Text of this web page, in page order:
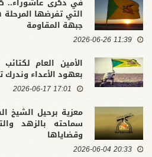
التي تفرضها
جبهة المقاومة
11:39 2026-06-26
الأمين العام
بعهود الأعداء وندرك
17:01 2026-06-17
معزية برحيل الشيخ
سماحته بالزهد
وقضاياها
20:33 2026-06-04